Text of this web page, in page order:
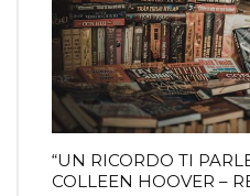
“UN RICORDO TI
COLLEEN HOOVER –